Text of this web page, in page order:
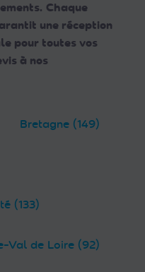
Chaque
une réception
pour toutes vos
à nos
Bretagne (149)
(133)
Val de Loire (92)